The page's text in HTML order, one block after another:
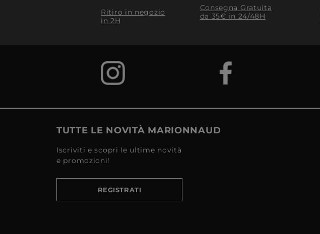
Ritiro in negozio
in 2H
Consegna Gratuita
da 35€​ in 24/48H
TUTTE LE NOVITÀ MARIONNAUD
Iscriviti e scopri le ultime novità
e promozioni!
REGISTRATI